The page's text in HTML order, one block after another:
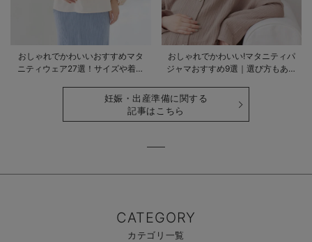
おしゃれでかわいいおすすめマタ
ニティウェア27選！サイズや着る
おしゃれでかわいい!マタニティパ
ジャマおすすめ9選｜選び方もあわ
妊娠・出産準備に関する
記事はこちら
CATEGORY
カテゴリ一覧